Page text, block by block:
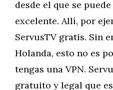
desde el que se
excelente. Allí, por
ServusTV gratis. Sin
Holanda, esto no es
tengas una VPN.
gratuito y legal que